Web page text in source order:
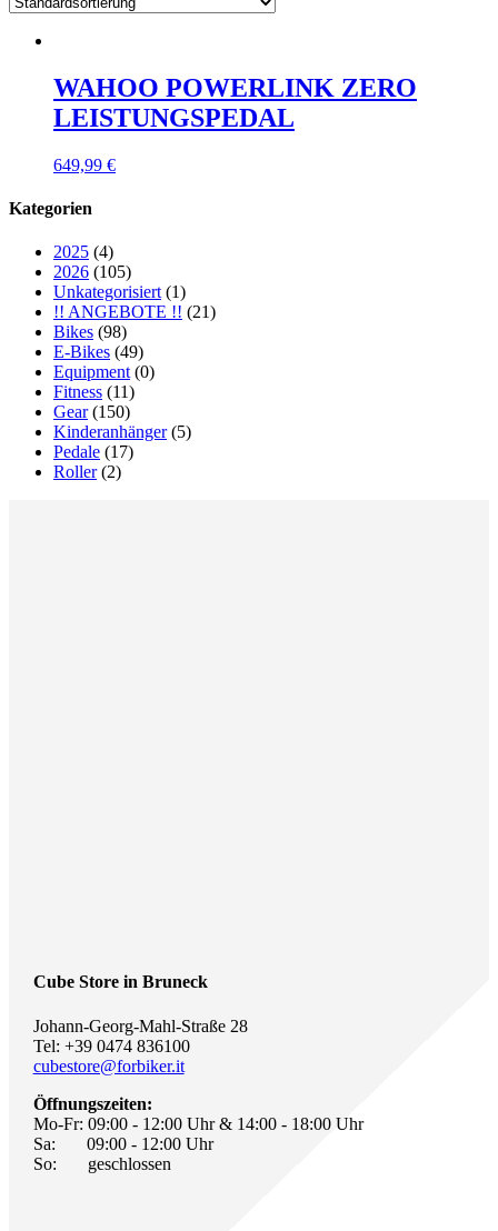
WAHOO POWERLINK ZERO
LEISTUNGSPEDAL
649,99 €
Kategorien
2025 (4)
2026 (105)
Unkategorisiert (1)
!! ANGEBOTE !! (21)
Bikes (98)
E-Bikes (49)
Equipment (0)
Fitness (11)
Gear (150)
Kinderanhänger (5)
Pedale (17)
Roller (2)
Cube Store in Bruneck
Johann-Georg-Mahl-Straße 28
Tel: +39 0474 836100
cubestore@forbiker.it
Öffnungszeiten:
Mo-Fr: 09:00 - 12:00 Uhr & 14:00 - 18:00 Uhr
Sa: 09:00 - 12:00 Uhr
So: geschlossen